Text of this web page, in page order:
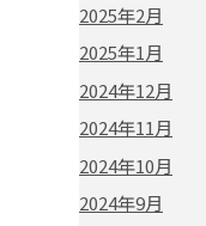
2025年2月
2025年1月
2024年12月
2024年11月
2024年10月
2024年9月